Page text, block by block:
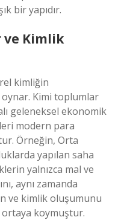
bir yapıdır.
ve Kimlik
kimliğin
Kimi toplumlar
geleneksel ekonomik
modern para
Örneğin, Orta
yapılan saha
yalnızca mal ve
aynı zamanda
ve kimlik oluşumunu
koymuştur.